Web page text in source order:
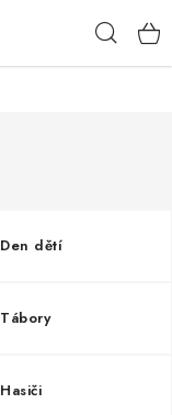
Den dětí
Tábory
Hasiči